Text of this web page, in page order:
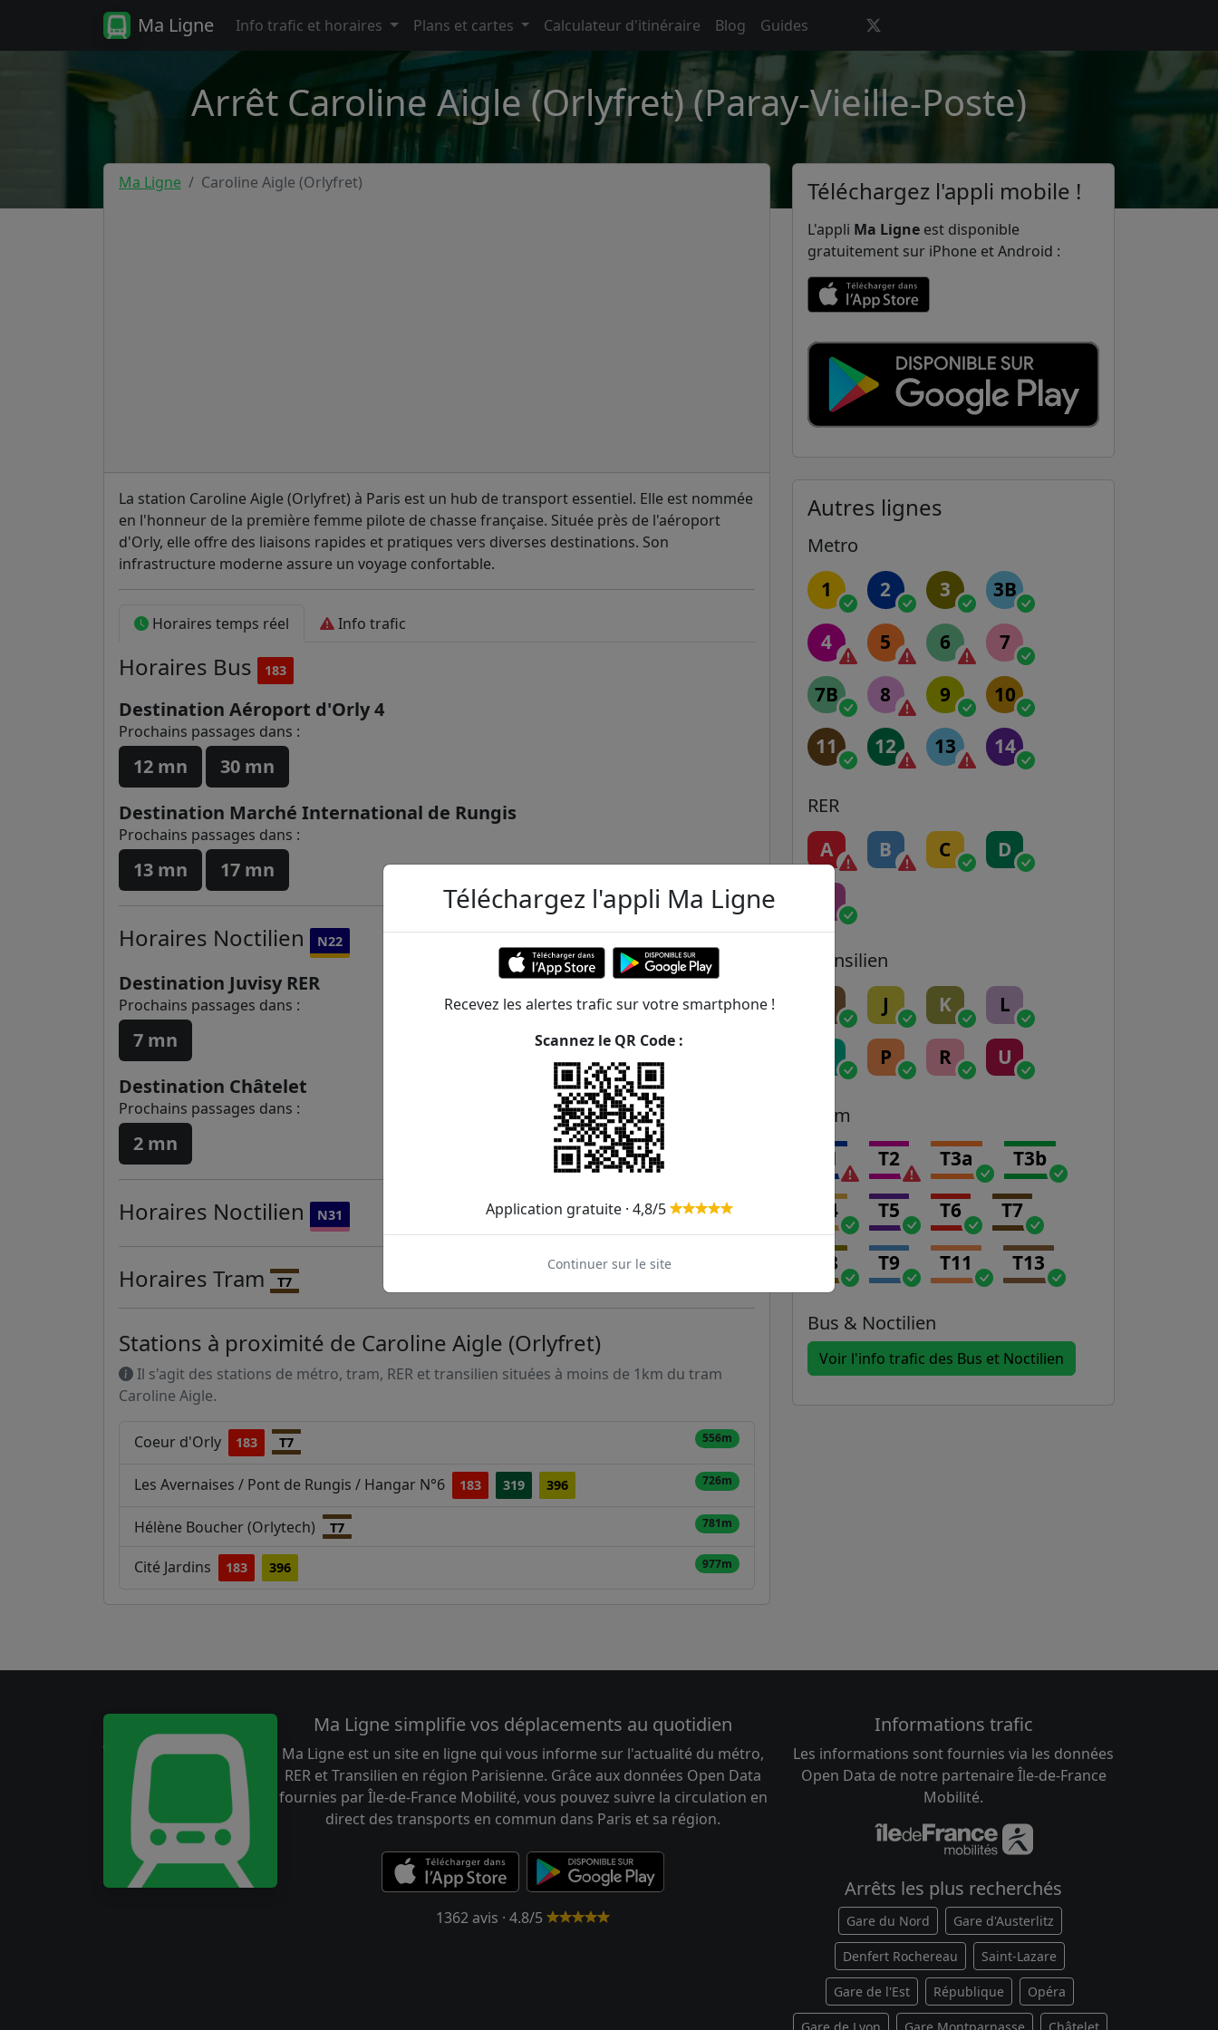
Ma Ligne Info trafic et horaires Plans et cartes Calculateur d'itinéraire Blog Guides
Arrêt Caroline Aigle (Orlyfret) (Paray-Vieille-Poste)
Ma Ligne Caroline Aigle (Orlyfret)
La station Caroline Aigle (Orlyfret) à Paris est un hub de transport essentiel. Elle est nommée
en l'honneur de la première femme pilote de chasse française. Située près de l'aéroport
d'Orly, elle offre des liaisons rapides et pratiques vers diverses destinations. Son
infrastructure moderne assure un voyage confortable.
Horaires temps réel Info trafic
Horaires Bus 183
Destination Aéroport d'Orly 4
Prochains passages dans :
12 mn
30 mn
Destination Marché International de Rungis
Prochains passages dans :
13 mn 17 mn
Horaires Noctilien N22
Destination Juvisy RER
Prochains passages dans :
7 mn
Destination Châtelet
Prochains passages dans :
2 mn
Horaires Noctilien N31
Horaires Tram T7
Stations à proximité de Caroline Aigle (Orlyfret)
Il s'agit des stations de métro, tram, RER et transilien situées à moins de 1km du tram
Caroline Aigle.
Coeur d'Orly 183 T7 556m
Les Avernaises / Pont de Rungis / Hangar N°6 183 319 396 726m
Hélène Boucher (Orlytech) T7 781m
Cité Jardins 183 396 977m
Téléchargez l'appli mobile !
L'appli Ma Ligne est disponible
gratuitement sur iPhone et Android :
Autres lignes
Metro
1 2 3 3B
4 5 6 7
7B 8 9 10
11 12 13 14
RER
A B C D
Transilien
J K L
P R U
Tram
T1 T2 T3a T3b
T4 T5 T6 T7
T8 T9 T11 T13
Bus & Noctilien
Voir l'info trafic des Bus et Noctilien
Ma Ligne simplifie vos déplacements au quotidien
Ma Ligne est un site en ligne qui vous informe sur l'actualité du métro,
RER et Transilien en région Parisienne. Grâce aux données Open Data
fournies par Île-de-France Mobilité, vous pouvez suivre la circulation en
direct des transports en commun dans Paris et sa région.
1362 avis · 4.8/5
Informations trafic
Les informations sont fournies via les données
Open Data de notre partenaire Île-de-France
Mobilité.
Arrêts les plus recherchés
Gare du Nord Gare d'Austerlitz
Denfert Rochereau Saint-Lazare
Gare de l'Est République Opéra
Téléchargez l'appli Ma Ligne
Recevez les alertes trafic sur votre smartphone !
Scannez le QR Code :
Application gratuite · 4,8/5
Continuer sur le site